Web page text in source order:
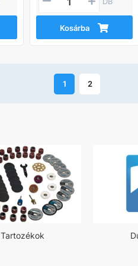
Kosárba
1 2
Tartozékok